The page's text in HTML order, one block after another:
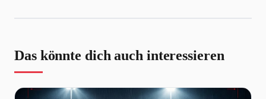
Das könnte dich auch interessieren